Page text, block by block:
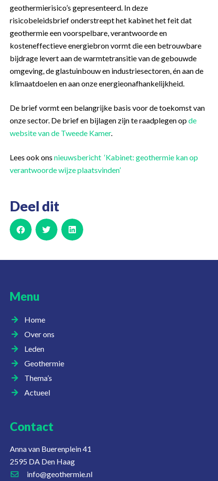
geothermierisico’s gepresenteerd. In deze
risicobeleidsbrief onderstreept het kabinet het feit dat
geothermie een voorspelbare, verantwoorde en
kosteneffectieve energiebron vormt die een betrouwbare
bijdrage levert aan de warmtetransitie van de gebouwde
omgeving, de glastuinbouw en industriesectoren, én aan de
klimaatdoelen en aan onze energieonafhankelijkheid.
De brief vormt een belangrijke basis voor de toekomst van
onze sector. De brief en bijlagen zijn te raadplegen opde
website van de Tweede Kamer.
Lees ook ons nieuwsbericht ‘Kabinet: geothermie kan op
verantwoorde wijze plaatsvinden’
Deel dit
Menu
Home
Over ons
Leden
Geothermie
Thema’s
Actueel
Contact
Anna van Buerenplein 41
2595 DA Den Haag
info@geothermie.nl